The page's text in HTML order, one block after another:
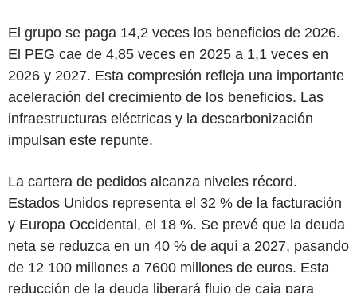
El grupo se paga 14,2 veces los beneficios de 2026.
El PEG cae de 4,85 veces en 2025 a 1,1 veces en
2026 y 2027. Esta compresión refleja una importante
aceleración del crecimiento de los beneficios. Las
infraestructuras eléctricas y la descarbonización
impulsan este repunte.
La cartera de pedidos alcanza niveles récord.
Estados Unidos representa el 32 % de la facturación
y Europa Occidental, el 18 %. Se prevé que la deuda
neta se reduzca en un 40 % de aquí a 2027, pasando
de 12 100 millones a 7600 millones de euros. Esta
reducción de la deuda liberará flujo de caja para